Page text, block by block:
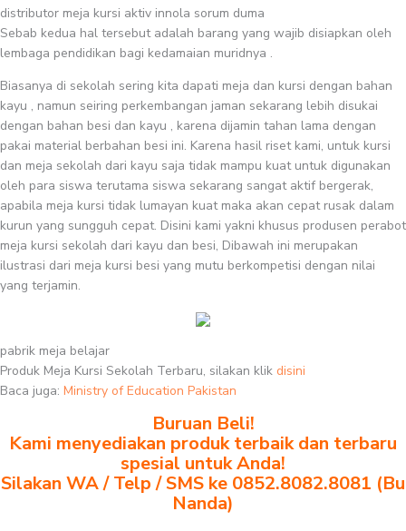
distributor meja kursi aktiv innola sorum duma
Sebab kedua hal tersebut adalah barang yang wajib disiapkan oleh
lembaga pendidikan bagi kedamaian muridnya .
Biasanya di sekolah sering kita dapati meja dan kursi dengan bahan
kayu , namun seiring perkembangan jaman sekarang lebih disukai
dengan bahan besi dan kayu , karena dijamin tahan lama dengan
pakai material berbahan besi ini. Karena hasil riset kami, untuk kursi
dan meja sekolah dari kayu saja tidak mampu kuat untuk digunakan
oleh para siswa terutama siswa sekarang sangat aktif bergerak,
apabila meja kursi tidak lumayan kuat maka akan cepat rusak dalam
kurun yang sungguh cepat. Disini kami yakni khusus produsen perabot
meja kursi sekolah dari kayu dan besi, Dibawah ini merupakan
ilustrasi dari meja kursi besi yang mutu berkompetisi dengan nilai
yang terjamin.
pabrik meja belajar
Produk Meja Kursi Sekolah Terbaru, silakan klik disini
Baca juga: Ministry of Education Pakistan
Buruan Beli!
Kami menyediakan produk terbaik dan terbaru
spesial untuk Anda!
Silakan WA / Telp / SMS ke 0852.8082.8081 (Bu
Nanda)